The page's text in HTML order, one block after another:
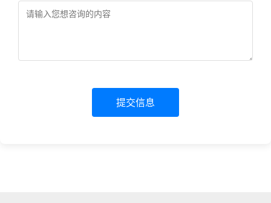
提交信息